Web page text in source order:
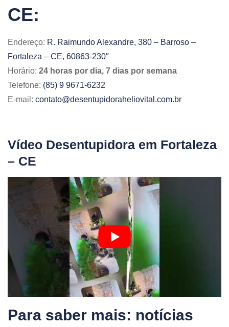
CE:
Endereço: R. Raimundo Alexandre, 380 – Barroso –
Fortaleza – CE, 60863-230″
Horário: 24 horas por dia, 7 dias por semana
Telefone: (85) 9 9671-6232
E-mail: contato@desentupidoraheliovital.com.br
Vídeo Desentupidora em Fortaleza
– CE
Para saber mais: notícias